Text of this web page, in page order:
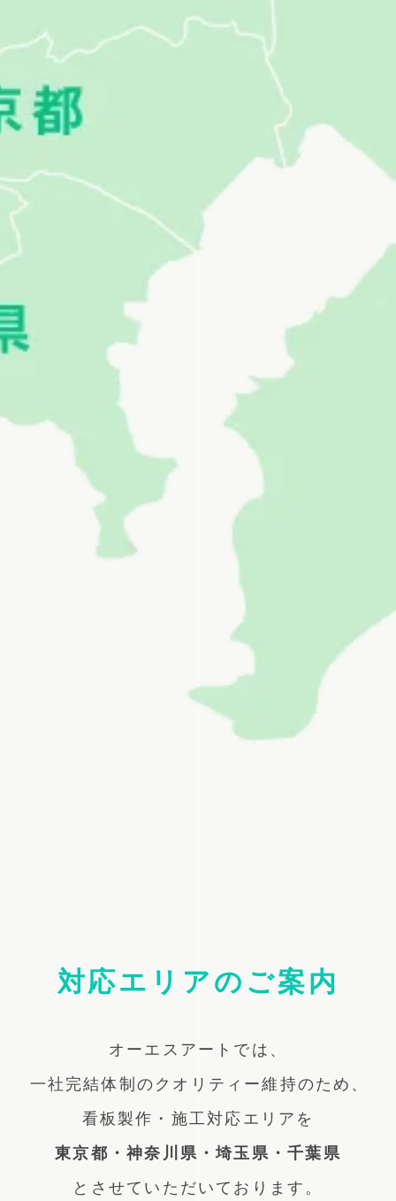
対応エリアのご案内
オーエスアートでは、
一社完結体制のクオリティー維持のため、
看板製作・施工対応エリアを
東京都・神奈川県・埼玉県・千葉県
とさせていただいております。